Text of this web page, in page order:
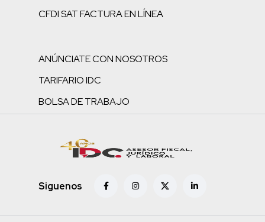
CFDI SAT FACTURA EN LÍNEA
ANÚNCIATE CON NOSOTROS
TARIFARIO IDC
BOLSA DE TRABAJO
Siguenos